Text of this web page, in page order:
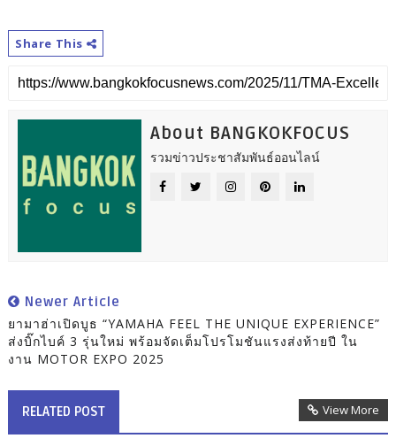
Share This
About BANGKOKFOCUS
รวมข่าวประชาสัมพันธ์ออนไลน์
Newer Article
ยามาฮ่าเปิดบูธ “YAMAHA FEEL THE UNIQUE EXPERIENCE”
ส่งบิ๊กไบค์ 3 รุ่นใหม่ พร้อมจัดเต็มโปรโมชันแรงส่งท้ายปี ใน
งาน MOTOR EXPO 2025
RELATED POST View More